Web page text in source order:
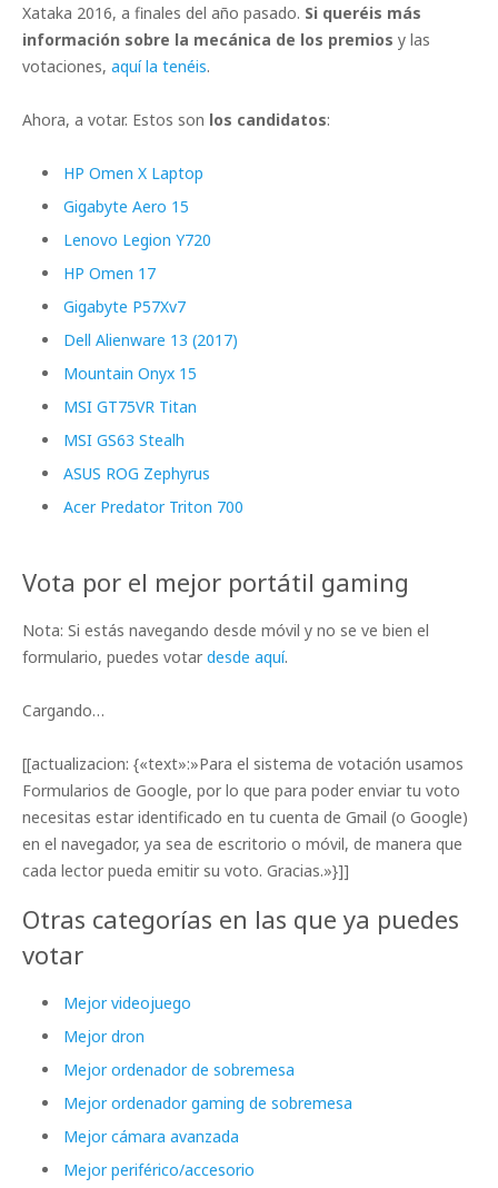
Xataka 2016, a finales del año pasado. Si queréis más
información sobre la mecánica de los premios y las
votaciones, aquí la tenéis.
Ahora, a votar. Estos son los candidatos:
HP Omen X Laptop
Gigabyte Aero 15
Lenovo Legion Y720
HP Omen 17
Gigabyte P57Xv7
Dell Alienware 13 (2017)
Mountain Onyx 15
MSI GT75VR Titan
MSI GS63 Stealh
ASUS ROG Zephyrus
Acer Predator Triton 700
Vota por el mejor portátil gaming
Nota: Si estás navegando desde móvil y no se ve bien el
formulario, puedes votar desde aquí.
Cargando…
[[actualizacion: {«text»:»Para el sistema de votación usamos
Formularios de Google, por lo que para poder enviar tu voto
necesitas estar identificado en tu cuenta de Gmail (o Google)
en el navegador, ya sea de escritorio o móvil, de manera que
cada lector pueda emitir su voto. Gracias.»}]]
Otras categorías en las que ya puedes
votar
Mejor videojuego
Mejor dron
Mejor ordenador de sobremesa
Mejor ordenador gaming de sobremesa
Mejor cámara avanzada
Mejor periférico/accesorio